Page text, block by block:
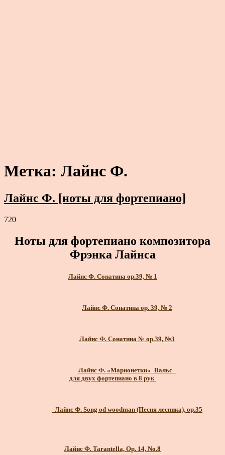
Метка: Лайнс Ф.
Лайнс Ф. [ноты для фортепиано]
720
Ноты для фортепиано композитора
Фрэнка Лайнса
Лайнс Ф. Сонатина ор.39, № 1
Лайнс Ф. Сонатина ор. 39, № 2
Лайнс Ф. Сонатина № ор.39, №3
Лайнс Ф. «Марионетки»_Вальс_
для двух фортепиано в 8 рук
Лайнс Ф. Song od woodman (Песня лесника), ор.35
Лайнс Ф. Tarantella, Op. 14, No.8